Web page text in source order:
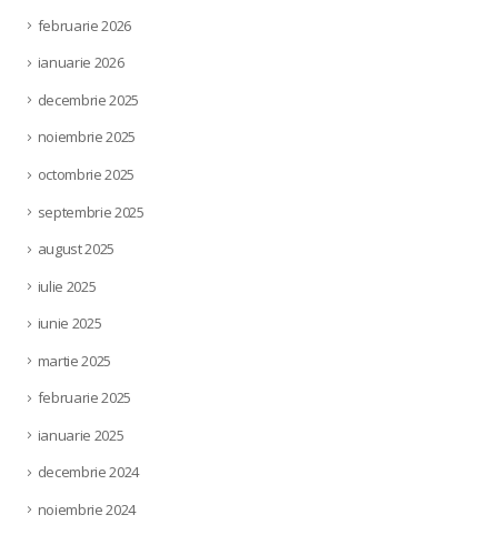
februarie 2026
ianuarie 2026
decembrie 2025
noiembrie 2025
octombrie 2025
septembrie 2025
august 2025
iulie 2025
iunie 2025
martie 2025
februarie 2025
ianuarie 2025
decembrie 2024
noiembrie 2024